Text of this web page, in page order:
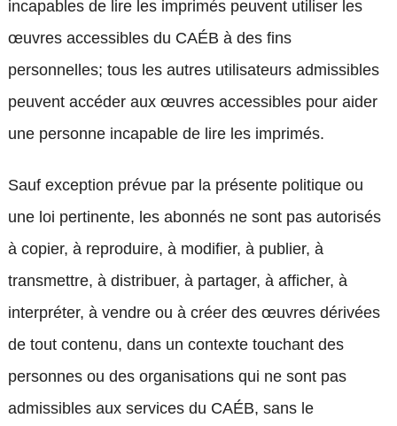
incapables de lire les imprimés peuvent utiliser les
œuvres accessibles du CAÉB à des fins
personnelles; tous les autres utilisateurs admissibles
peuvent accéder aux œuvres accessibles pour aider
une personne incapable de lire les imprimés.
Sauf exception prévue par la présente politique ou
une loi pertinente, les abonnés ne sont pas autorisés
à copier, à reproduire, à modifier, à publier, à
transmettre, à distribuer, à partager, à afficher, à
interpréter, à vendre ou à créer des œuvres dérivées
de tout contenu, dans un contexte touchant des
personnes ou des organisations qui ne sont pas
admissibles aux services du CAÉB, sans le